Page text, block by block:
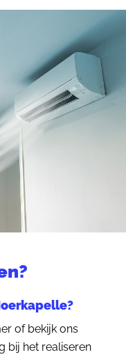
of bekijk ons
bij het realiseren